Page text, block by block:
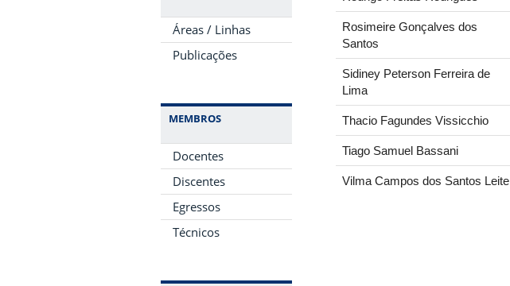
Áreas / Linhas
Publicações
MEMBROS
Docentes
Discentes
Egressos
Técnicos
Rosimeire Gonçalves dos
Santos
Sidiney Peterson Ferreira de
Lima
Thacio Fagundes Vissicchio
Tiago Samuel Bassani
Vilma Campos dos Santos Leite